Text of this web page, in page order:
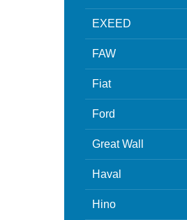
EXEED
FAW
Fiat
Ford
Great Wall
Haval
Hino